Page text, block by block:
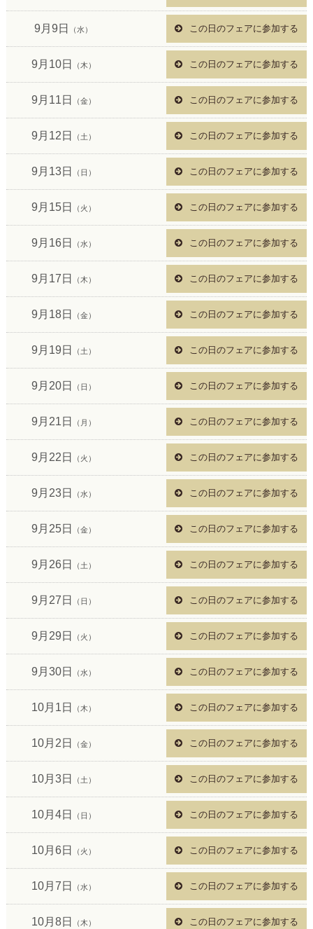
9月9日 （水） この日のフェアに参加する
9月10日 （木） この日のフェアに参加する
9月11日 （金） この日のフェアに参加する
9月12日 （土） この日のフェアに参加する
9月13日 （日） この日のフェアに参加する
9月15日 （火） この日のフェアに参加する
9月16日 （水） この日のフェアに参加する
9月17日 （木） この日のフェアに参加する
9月18日 （金） この日のフェアに参加する
9月19日 （土） この日のフェアに参加する
9月20日 （日） この日のフェアに参加する
9月21日 （月） この日のフェアに参加する
9月22日 （火） この日のフェアに参加する
9月23日 （水） この日のフェアに参加する
9月25日 （金） この日のフェアに参加する
9月26日 （土） この日のフェアに参加する
9月27日 （日） この日のフェアに参加する
9月29日 （火） この日のフェアに参加する
9月30日 （水） この日のフェアに参加する
10月1日 （木） この日のフェアに参加する
10月2日 （金） この日のフェアに参加する
10月3日 （土） この日のフェアに参加する
10月4日 （日） この日のフェアに参加する
10月6日 （火） この日のフェアに参加する
10月7日 （水） この日のフェアに参加する
10月8日 （木） この日のフェアに参加する